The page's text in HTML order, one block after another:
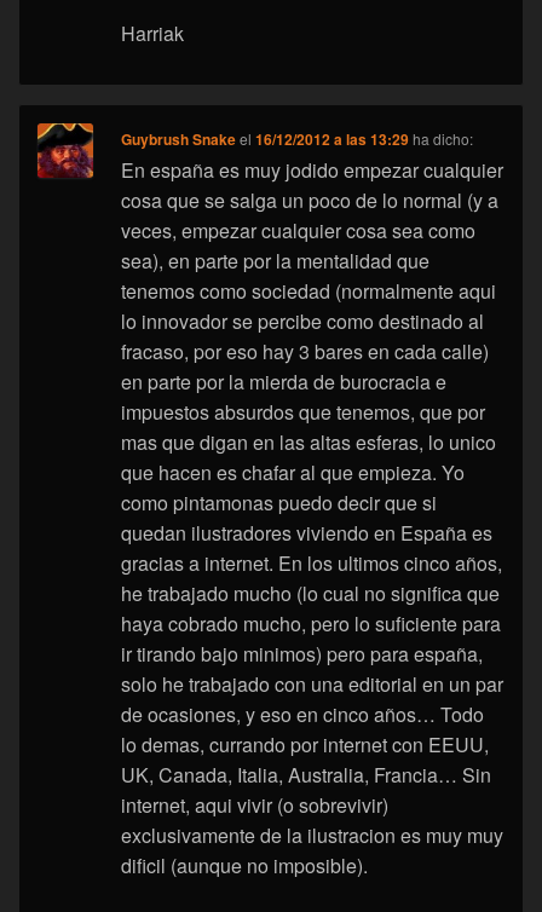
Harriak
Guybrush Snakeel16/12/2012 a las 13:29 ha dicho:
En españa es muy jodido empezar cualquier
cosa que se salga un poco de lo normal (y a
veces, empezar cualquier cosa sea como
sea), en parte por la mentalidad que
tenemos como sociedad (normalmente aqui
lo innovador se percibe como destinado al
fracaso, por eso hay 3 bares en cada calle)
en parte por la mierda de burocracia e
impuestos absurdos que tenemos, que por
mas que digan en las altas esferas, lo unico
que hacen es chafar al que empieza. Yo
como pintamonas puedo decir que si
quedan ilustradores viviendo en España es
gracias a internet. En los ultimos cinco años,
he trabajado mucho (lo cual no significa que
haya cobrado mucho, pero lo suficiente para
ir tirando bajo minimos) pero para españa,
solo he trabajado con una editorial en un par
de ocasiones, y eso en cinco años… Todo
lo demas, currando por internet con EEUU,
UK, Canada, Italia, Australia, Francia… Sin
internet, aqui vivir (o sobrevivir)
exclusivamente de la ilustracion es muy muy
dificil (aunque no imposible).